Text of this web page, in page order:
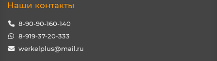
Наши контакты
8-90-90-160-140
8-919-37-20-333
werkelplus@mail.ru